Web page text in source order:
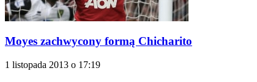
Moyes zachwycony formą Chicharito
1 listopada 2013 o 17:19